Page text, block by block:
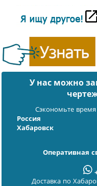
У нас можно
Сэкономьте время
Россия
Хабаровск
Оперативная
Доставка по